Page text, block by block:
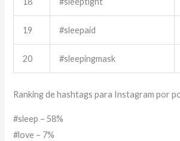
19 #sleepaid
20 #sleepingmask
Ranking de hashtags para Instagram por
#sleep – 58%
#love – 7%